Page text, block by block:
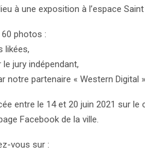
à une exposition à l’espace
photos :
likées,
jury indépendant,
notre partenaire « Western Digital ».
entre le 14 et 20 juin 2021 sur
Facebook de la ville.
vous sur :